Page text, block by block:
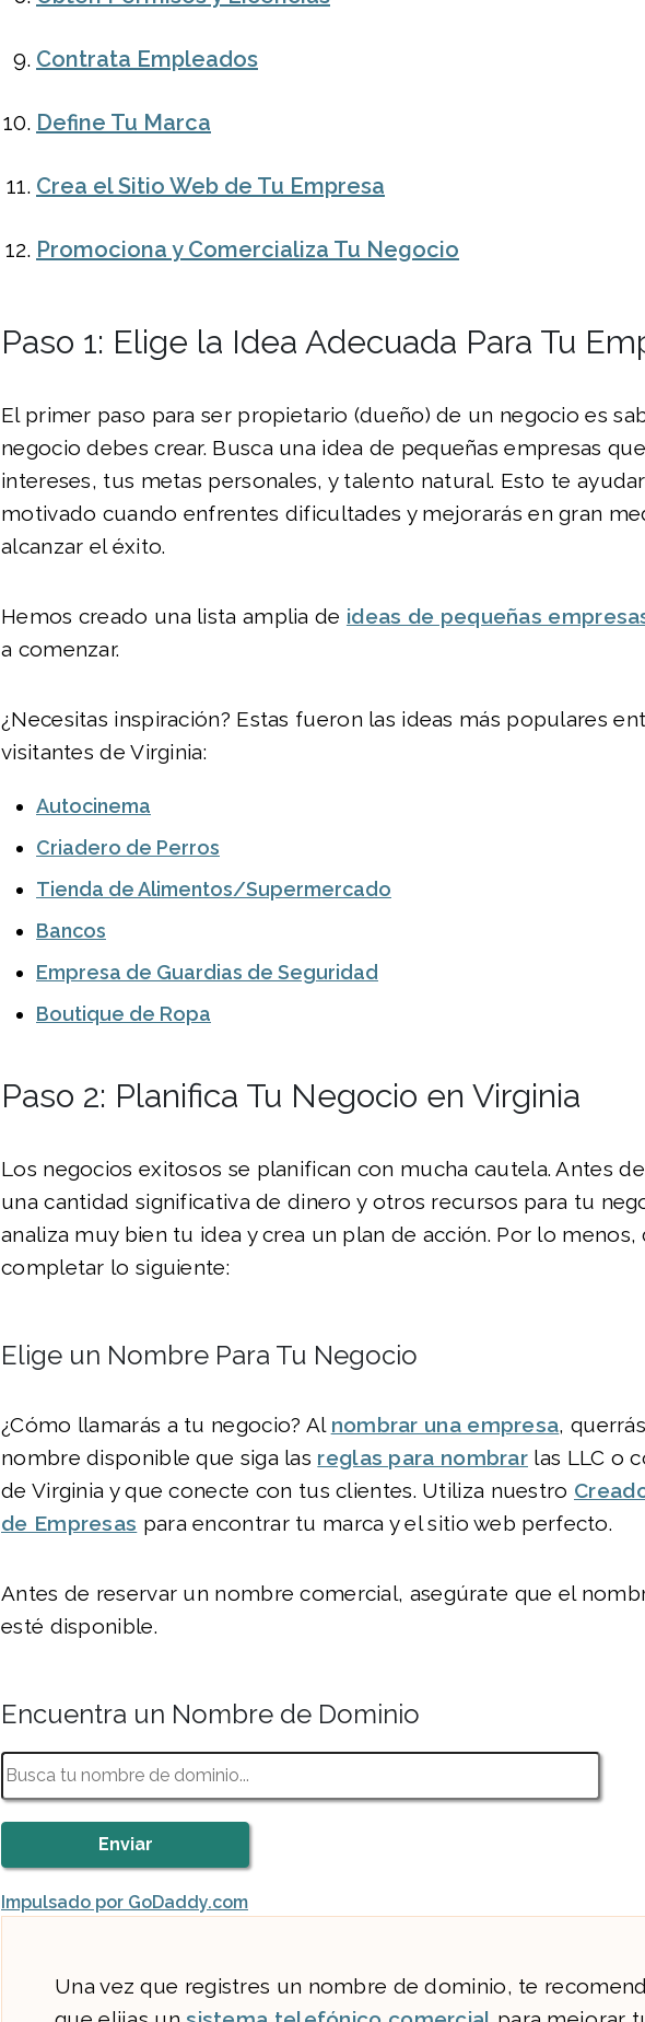
Contrata Empleados
Define Tu Marca
Crea el Sitio Web de Tu Empresa
Promociona y Comercializa Tu Negocio
Paso 1: Elige la Idea Adecuada Para Tu
El primer paso para ser propietario (dueño) de un negocio es
negocio debes crear. Busca una idea de pequeñas empresas
intereses, tus metas personales, y talento natural. Esto te
motivado cuando enfrentes dificultades y mejorarás en gran
alcanzar el éxito.
Hemos creado una lista amplia de ideas de pequeñas
a comenzar.
¿Necesitas inspiración? Estas fueron las ideas más populares
visitantes de Virginia:
Autocinema
Criadero de Perros
Tienda de Alimentos/Supermercado
Bancos
Empresa de Guardias de Seguridad
Boutique de Ropa
Paso 2: Planifica Tu Negocio en Virginia
Los negocios exitosos se planifican con mucha cautela. Antes
una cantidad significativa de dinero y otros recursos para tu
analiza muy bien tu idea y crea un plan de acción. Por lo menos,
completar lo siguiente:
Elige un Nombre Para Tu Negocio
¿Cómo llamarás a tu negocio? Al nombrar una empresa,
nombre disponible que siga las reglas para nombrar las LLC o
de Virginia y que conecte con tus clientes. Utiliza nuestro
de Empresas para encontrar tu marca y el sitio web perfecto.
Antes de reservar un nombre comercial, asegúrate que el
esté disponible.
Encuentra un Nombre de Dominio
Impulsado por GoDaddy.com
Una vez que registres un nombre de dominio, te